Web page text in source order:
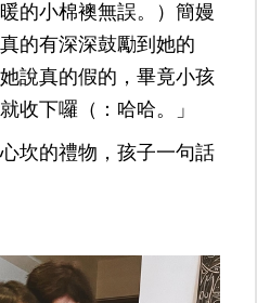
的小棉襖無誤。）簡嫚
的有深深鼓勵到她的
說真的假的，畢竟小孩
收下囉（：哈哈。」
坎的禮物，孩子一句話